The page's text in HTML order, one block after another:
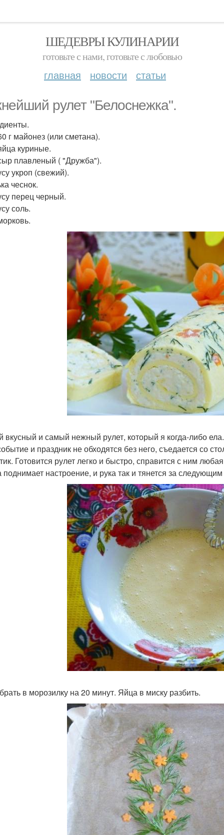
ШЕДЕВРЫ КУЛИНАРИИ
готовьте с нами, готовьте с любовью
главная новости статьи
рулет "Белоснежка".
г майонез (или сметана).
куриные.
плавленый ( "Дружба").
укроп (свежий).
чеснок.
перец черный.
соль.
и самый нежный рулет, который я когда-либо
и праздник не обходятся без него, съедается со
Готовится рулет легко и быстро, справится с ним
поднимает настроение, и рука так и тянется за
в морозилку на 20 минут. Яйца в миску разбить.